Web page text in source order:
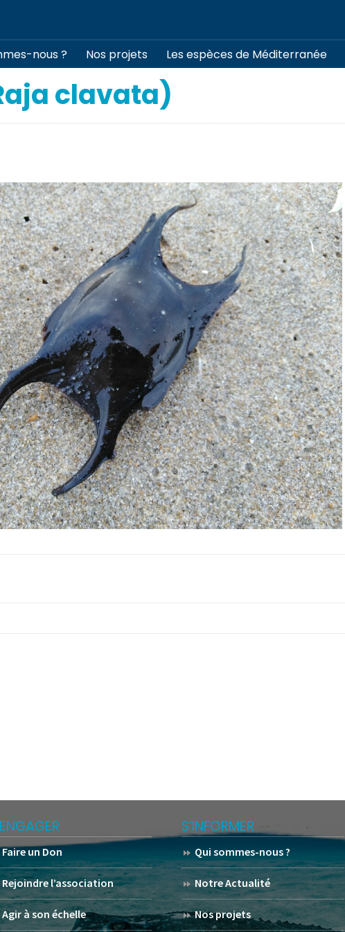
nous ? Nos projets Les espèces de Méditerranée
clavata)
Faire un Don
Rejoindre l’association
Agir à son échelle
S’INFORMER
Qui sommes-nous ?
Notre Actualité
Nos projets